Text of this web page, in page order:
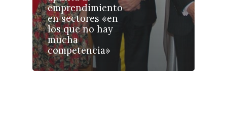
emprendimiento
en sectores «en
los que no hay
mucha
competencia»
Galerías